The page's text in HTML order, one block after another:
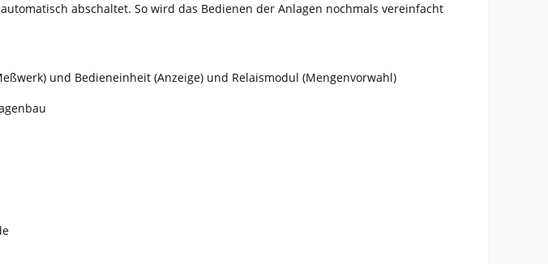
abschaltet. So wird das Bedienen der Anlagen nochmals vereinfacht
und Bedieneinheit (Anzeige) und Relaismodul (Mengenvorwahl)